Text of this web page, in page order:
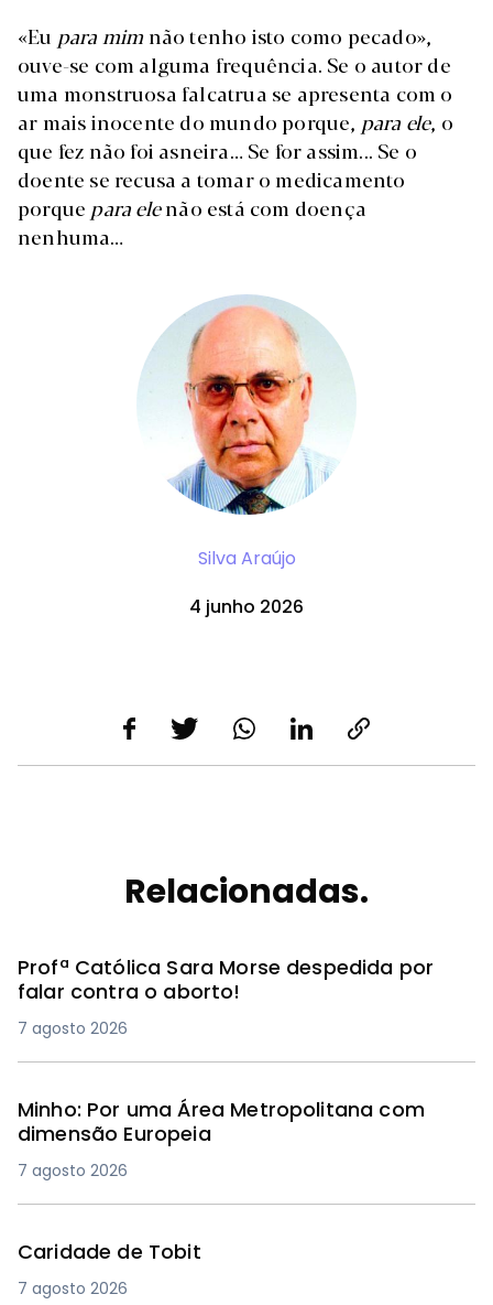
«Eu para mimnão tenho isto como pecado»,
ouve-se com alguma frequência. Se o autor de
uma monstruosa falcatrua se apresenta com o
ar mais inocente do mundo porque, para ele, o
que fez não foi asneira… Se for assim... Se o
doente se recusa a tomar o medicamento
porque para elenão está com doença
nenhuma…
Silva Araújo
4 junho 2026
Relacionadas.
Profª Católica Sara Morse despedida por
falar contra o aborto!
7 agosto 2026
Minho: Por uma Área Metropolitana com
dimensão Europeia
7 agosto 2026
Caridade de Tobit
7 agosto 2026